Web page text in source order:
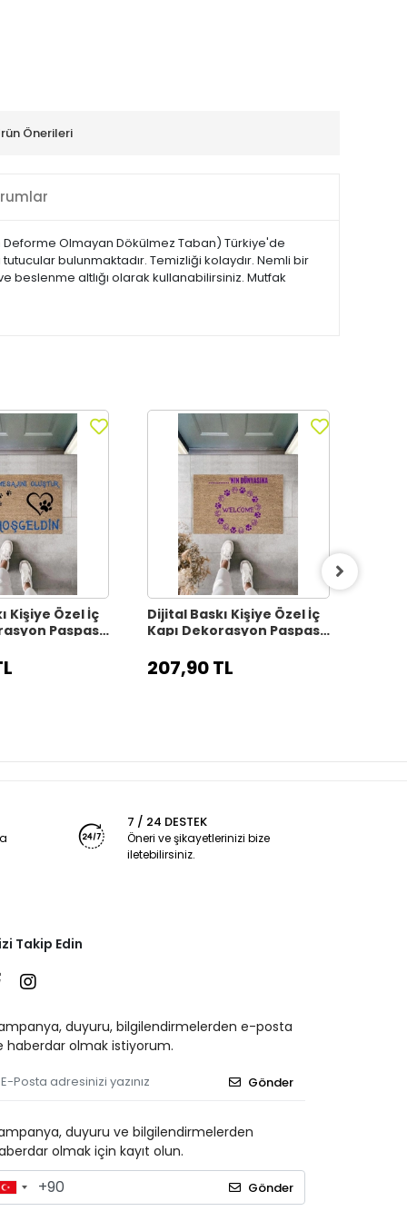
Önerileri
Deforme Olmayan Dökülmez Taban) Türkiye'de
bulunmaktadır. Temizliği kolaydır. Nemli bir
altlığı olarak kullanabilirsiniz. Mutfak
Kişiye Özel İç
Paspas
Dijital Baskı Kişiye Özel İç
Kapı Dekorasyon Paspas
207,90 TL
7 / 24 DESTEK
Öneri ve şikayetlerinizi bize
iletebilirsiniz.
Takip Edin
duyuru, bilgilendirmelerden e-posta
haberdar olmak istiyorum.
Gönder
duyuru ve bilgilendirmelerden
olmak için kayıt olun.
Gönder